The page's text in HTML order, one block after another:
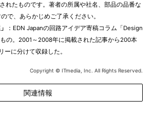
れたものです。著者の所属や社名、部品の品番な
で、あらかじめご了承ください。
：EDN Japanの回路アイデア寄稿コラム「Design
の。2001～2008年に掲載された記事から200本
ーに分けて収録した。
Copyright © ITmedia, Inc. All Rights Reserved.
関連情報